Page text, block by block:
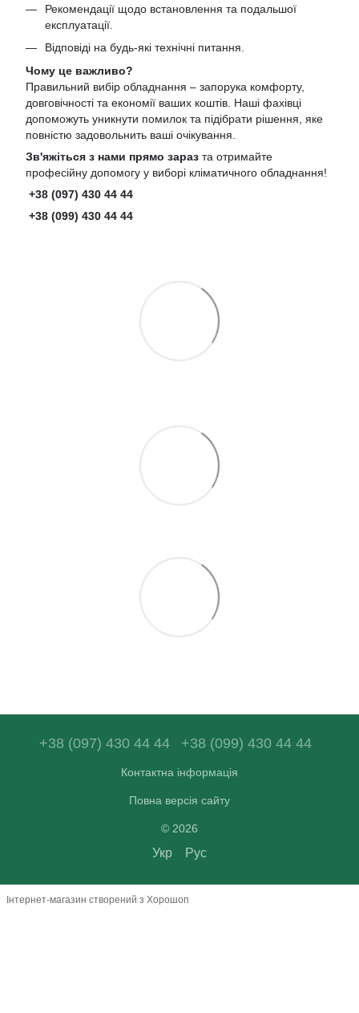
Рекомендації щодо встановлення та подальшої
експлуатації.
Відповіді на будь-які технічні питання.
Чому це важливо?
Правильний вибір обладнання – запорука комфорту,
довговічності та економії ваших коштів. Наші фахівці
допоможуть уникнути помилок та підібрати рішення, яке
повністю задовольнить ваші очікування.
Зв'яжіться з нами прямо зараз та отримайте
професійну допомогу у виборі кліматичного обладнання!
+38 (097) 430 44 44
+38 (099) 430 44 44
+38 (097) 430 44 44 +38 (099) 430 44 44
Контактна інформація
Повна версія сайту
© 2026
Укр Рус
Інтернет-магазин створений з Хорошоп